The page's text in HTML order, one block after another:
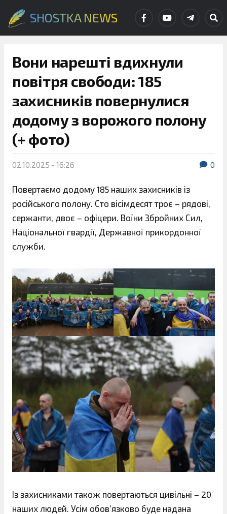
SHOSTKA NEWS
Вони нарешті вдихнули
повітря свободи: 185
захисників повернулися
додому з ворожого полону
(+ фото)
02.10.2025 - 16:26 0
Повертаємо додому 185 наших захисників із
російського полону. Сто вісімдесят троє – рядові,
сержанти, двоє – офіцери. Воїни Збройних Сил,
Національної гвардії, Державної прикордонної
служби.
Із захисниками також повертаються цивільні – 20
наших людей. Усім обов’язково буде надана